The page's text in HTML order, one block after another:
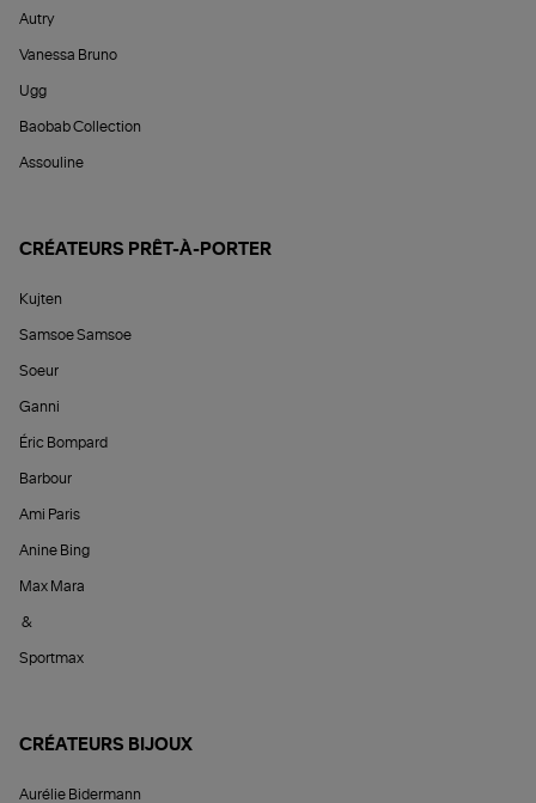
Autry
Vanessa Bruno
Ugg
Baobab Collection
Assouline
CRÉATEURS PRÊT-À-PORTER
Kujten
Samsoe Samsoe
Soeur
Ganni
Éric Bompard
Barbour
Ami Paris
Anine Bing
Max Mara
&
Sportmax
CRÉATEURS BIJOUX
Aurélie Bidermann